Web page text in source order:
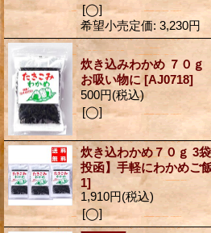
[◯]
希望小売定価: 3,230円
炊き込みわかめ ７０
お吸い物に[AJ0718]
500円(税込)
[◯]
炊き込わかめ７０ｇ 3
投函】手軽にわかめご
1]
1,910円(税込)
[◯]